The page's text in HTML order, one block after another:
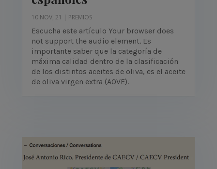
10 NOV, 21 | PREMIOS
Escucha este artículo Your browser does
not support the audio element. Es
importante saber que la categoría de
máxima calidad dentro de la clasificación
de los distintos aceites de oliva, es el aceite
de oliva virgen extra (AOVE).